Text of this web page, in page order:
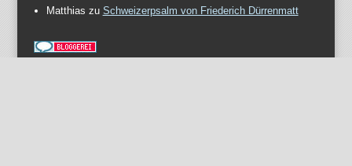
Matthias zu Schweizerpsalm von Friederich Dürrenmatt